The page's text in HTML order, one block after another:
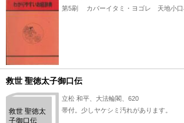
第5刷 カバーイタミ・ヨゴレ 天地小口
救世 聖徳太子御口伝
救世 聖徳太
子御口伝
立松 和平、大法輪閣、620
帯付。少しヤケシミ汚れがあります。